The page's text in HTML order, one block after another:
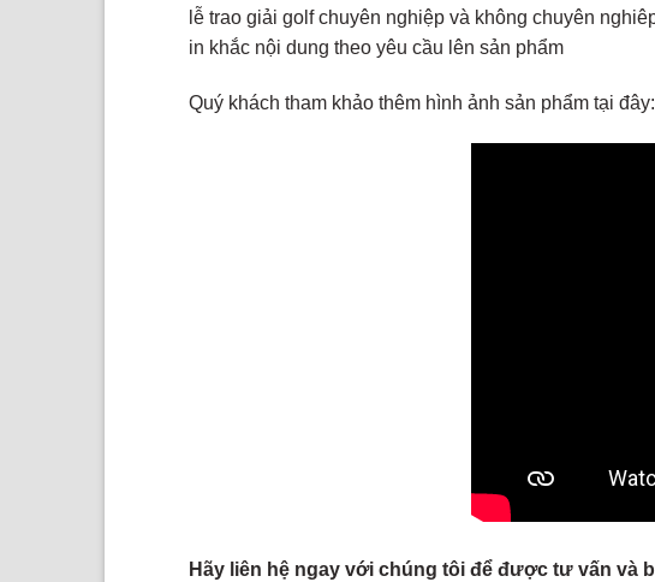
lễ trao giải golf chuyên nghiệp và không chuyên
in khắc nội dung theo yêu cầu lên sản phẩm
Quý khách tham khảo thêm hình ảnh sản phẩm tại đây:
Hãy liên hệ ngay với chúng tôi để được tư vấn và